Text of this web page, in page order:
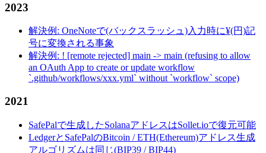
2023
解決例: OneNoteで(バックスラッシュ)入力時に¥(円)記
号に変換される事象
解決例: ! [remote rejected] main -> main (refusing to allow
an OAuth App to create or update workflow
`.github/workflows/xxx.yml` without `workflow` scope)
2021
SafePalで生成したSolanaアドレスはSollet.ioで復元可能
LedgerとSafePalのBitcoin / ETH(Ethereum)アドレス生成
アルゴリズムは同じ(BIP39 / BIP44)